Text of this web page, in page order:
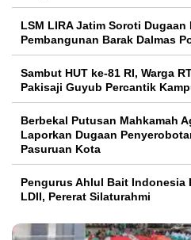
LSM LIRA Jatim Soroti
Pembangunan Barak Dalmas
Sambut HUT ke-81 RI, Warga
Pakisaji Guyub Percantik
Berbekal Putusan Mahkamah
Laporkan Dugaan
Pasuruan Kota
Pengurus Ahlul Bait Indonesia
LDII, Pererat Silaturahmi